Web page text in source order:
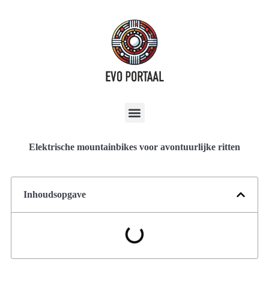
Elektrische mountainbikes voor avontuurlijke ritten
Inhoudsopgave